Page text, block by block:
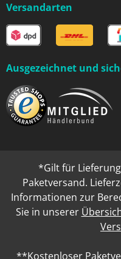
Versandarten
Ausgezeichnet und
*Gilt für
Paketversand.
Informationen zur
Sie in unserer
**Kostenloser